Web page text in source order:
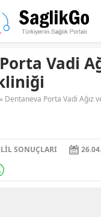
Vadi
» Dentaneva Porta Vadi Ağız
SONUÇLARI